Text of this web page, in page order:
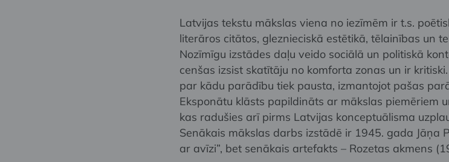
Latvijas tekstu mākslas viena no iezīmēm ir t.s.
literāros citātos, gleznieciskā estētikā, tēlainības un
Nozīmīgu izstādes daļu veido sociālā un politiskā
cenšas izsist skatītāju no komforta zonas un ir
par kādu parādību tiek pausta, izmantojot pašas
Eksponātu klāsts papildināts ar mākslas piemēriem
kas radušies arī pirms Latvijas konceptuālisma
Senākais mākslas darbs izstādē ir 1945. gada Jāņa
ar avīzi”, bet senākais artefakts – Rozetas akmens